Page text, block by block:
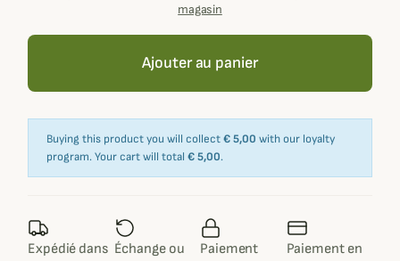
magasin
Ajouter au panier
Buying this product you will collect€ 5,00 with our loyalty
program. Your cart will total € 5,00.
Expédié dans Échange ou
Paiement
Paiement en